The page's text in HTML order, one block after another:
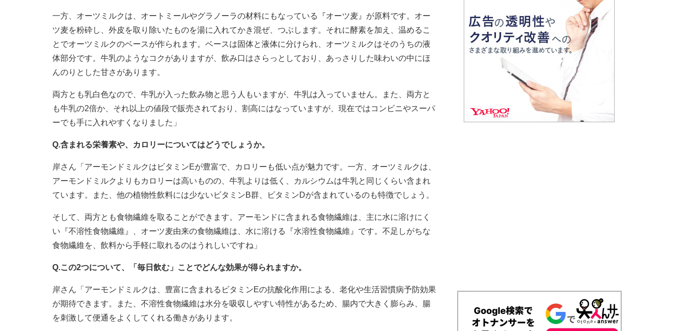
一方、オーツミルクは、オートミールやグラノーラの材料にもなっている『オーツ麦』が原料です。オー
ツ麦を粉砕し、外皮を取り除いたものを湯に入れてかき混ぜ、つぶします。それに酵素を加え、温めるこ
とでオーツミルクのベースが作られます。ベースは固体と液体に分けられ、オーツミルクはそのうちの液
体部分です。牛乳のようなコクがありますが、飲み口はさらっとしており、あっさりした味わいの中にほ
んのりとした甘さがあります。
両方とも乳白色なので、牛乳が入った飲み物と思う人もいますが、牛乳は入っていません。また、両方と
も牛乳の2倍か、それ以上の値段で販売されており、割高にはなっていますが、現在ではコンビニやスーパ
ーでも手に入れやすくなりました」
Q.含まれる栄養素や、カロリーについてはどうでしょうか。
岸さん「アーモンドミルクはビタミンEが豊富で、カロリーも低い点が魅力です。一方、オーツミルクは、
アーモンドミルクよりもカロリーは高いものの、牛乳よりは低く、カルシウムは牛乳と同じくらい含まれ
ています。また、他の植物性飲料には少ないビタミンB群、ビタミンDが含まれているのも特徴でしょう。
そして、両方とも食物繊維を取ることができます。アーモンドに含まれる食物繊維は、主に水に溶けにく
い『不溶性食物繊維』、オーツ麦由来の食物繊維は、水に溶ける『水溶性食物繊維』です。不足しがちな
食物繊維を、飲料から手軽に取れるのはうれしいですね」
Q.この2つについて、「毎日飲む」ことでどんな効果が得られますか。
岸さん「アーモンドミルクは、豊富に含まれるビタミンEの抗酸化作用による、老化や生活習慣病予防効果
が期待できます。また、不溶性食物繊維は水分を吸収しやすい特性があるため、腸内で大きく膨らみ、腸
を刺激して便通をよくしてくれる働きがあります。